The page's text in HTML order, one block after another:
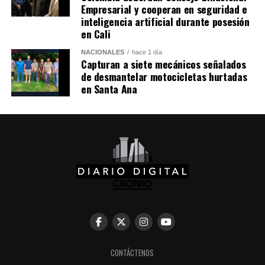
Como antecedente, recordaron que una toma
clandestina en un ducto de Pemex provocó una
explosión en 2019, en el estado de Hidalgo, dejando un
saldo de 137 personas fallecidas.
Comparte esto:
Empresarial y cooperan en seguridad e
inteligencia artificial durante posesión
en Cali
NACIONALES hace 1 día
Capturan a siete mecánicos señalados
de desmantelar motocicletas hurtadas
en Santa Ana
CONTÁCTENOS